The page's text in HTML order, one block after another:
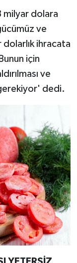
milyar dolara
ve
dolarlık ihracata
için
ve
dedi.